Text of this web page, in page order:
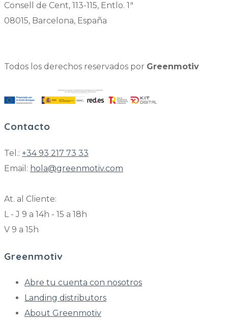
Consell de Cent, 113-115, Entlo. 1ª
08015, Barcelona, España
Todos los derechos reservados por Greenmotiv
Contacto
Tel.: +34 93 217 73 33
Email: hola@greenmotiv.com
At. al Cliente:
L - J 9 a 14h - 15 a 18h
V 9 a 15h
Greenmotiv
Abre tu cuenta con nosotros
Landing distributors
About Greenmotiv